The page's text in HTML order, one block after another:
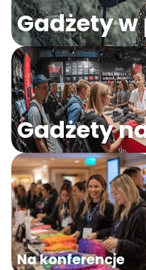
Gadżety
Gadżety
Na konferencje